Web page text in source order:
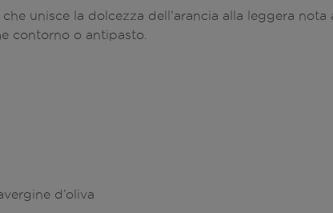
unisce la dolcezza dell’arancia alla leggera nota
contorno o antipasto.
d’oliva